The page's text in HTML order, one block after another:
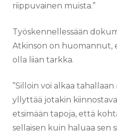
riippuvainen muista.”
Työskennellessään
Atkinson on huomannut,
olla liian tarkka.
”Silloin voi alkaa
yllyttää jotakin
etsimään tapoja, että
sellaisen kuin haluaa sen